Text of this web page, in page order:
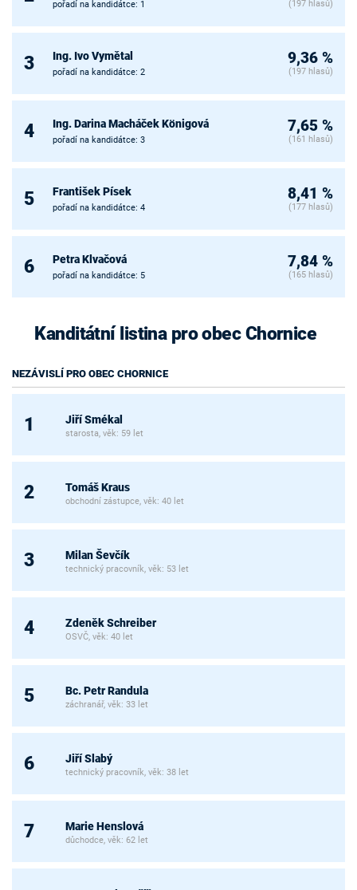
pořadí na kandidátce: 1 (197 hlasů)
3 Ing. Ivo Vymětal
pořadí na kandidátce: 2
9,36 %
(197 hlasů)
4 Ing. Darina Macháček Königová
pořadí na kandidátce: 3
7,65 %
(161 hlasů)
5 František Písek
pořadí na kandidátce: 4
8,41 %
(177 hlasů)
6 Petra Klvačová
pořadí na kandidátce: 5
7,84 %
(165 hlasů)
Kanditátní listina pro obec Chornice
NEZÁVISLÍ PRO OBEC CHORNICE
1 Jiří Smékal
starosta, věk: 59 let
2 Tomáš Kraus
obchodní zástupce, věk: 40 let
3 Milan Ševčík
technický pracovník, věk: 53 let
4 Zdeněk Schreiber
OSVČ, věk: 40 let
5 Bc. Petr Randula
záchranář, věk: 33 let
6 Jiří Slabý
technický pracovník, věk: 38 let
7 Marie Henslová
důchodce, věk: 62 let